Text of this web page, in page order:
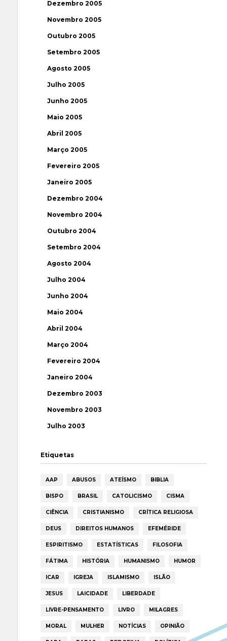
Dezembro 2005
Novembro 2005
Outubro 2005
Setembro 2005
Agosto 2005
Julho 2005
Junho 2005
Maio 2005
Abril 2005
Março 2005
Fevereiro 2005
Janeiro 2005
Dezembro 2004
Novembro 2004
Outubro 2004
Setembro 2004
Agosto 2004
Julho 2004
Junho 2004
Maio 2004
Abril 2004
Março 2004
Fevereiro 2004
Janeiro 2004
Dezembro 2003
Novembro 2003
Julho 2003
Etiquetas
AAP ABUSOS ATEÍSMO BIBLIA
BISPO BRASIL CATOLICISMO CISMA
CIÊNCIA CRISTIANISMO CRÍTICA RELIGIOSA
DEUS DIREITOS HUMANOS EFEMÉRIDE
ESPIRITISMO ESTATÍSTICAS FILOSOFIA
FÁTIMA HISTÓRIA HUMANISMO HUMOR
ICAR IGREJA ISLAMISMO ISLÃO
JESUS LAICIDADE LIBERDADE
LIVRE-PENSAMENTO LIVRO MILAGRES
MORAL MULHER NOTÍCIAS OPINIÃO